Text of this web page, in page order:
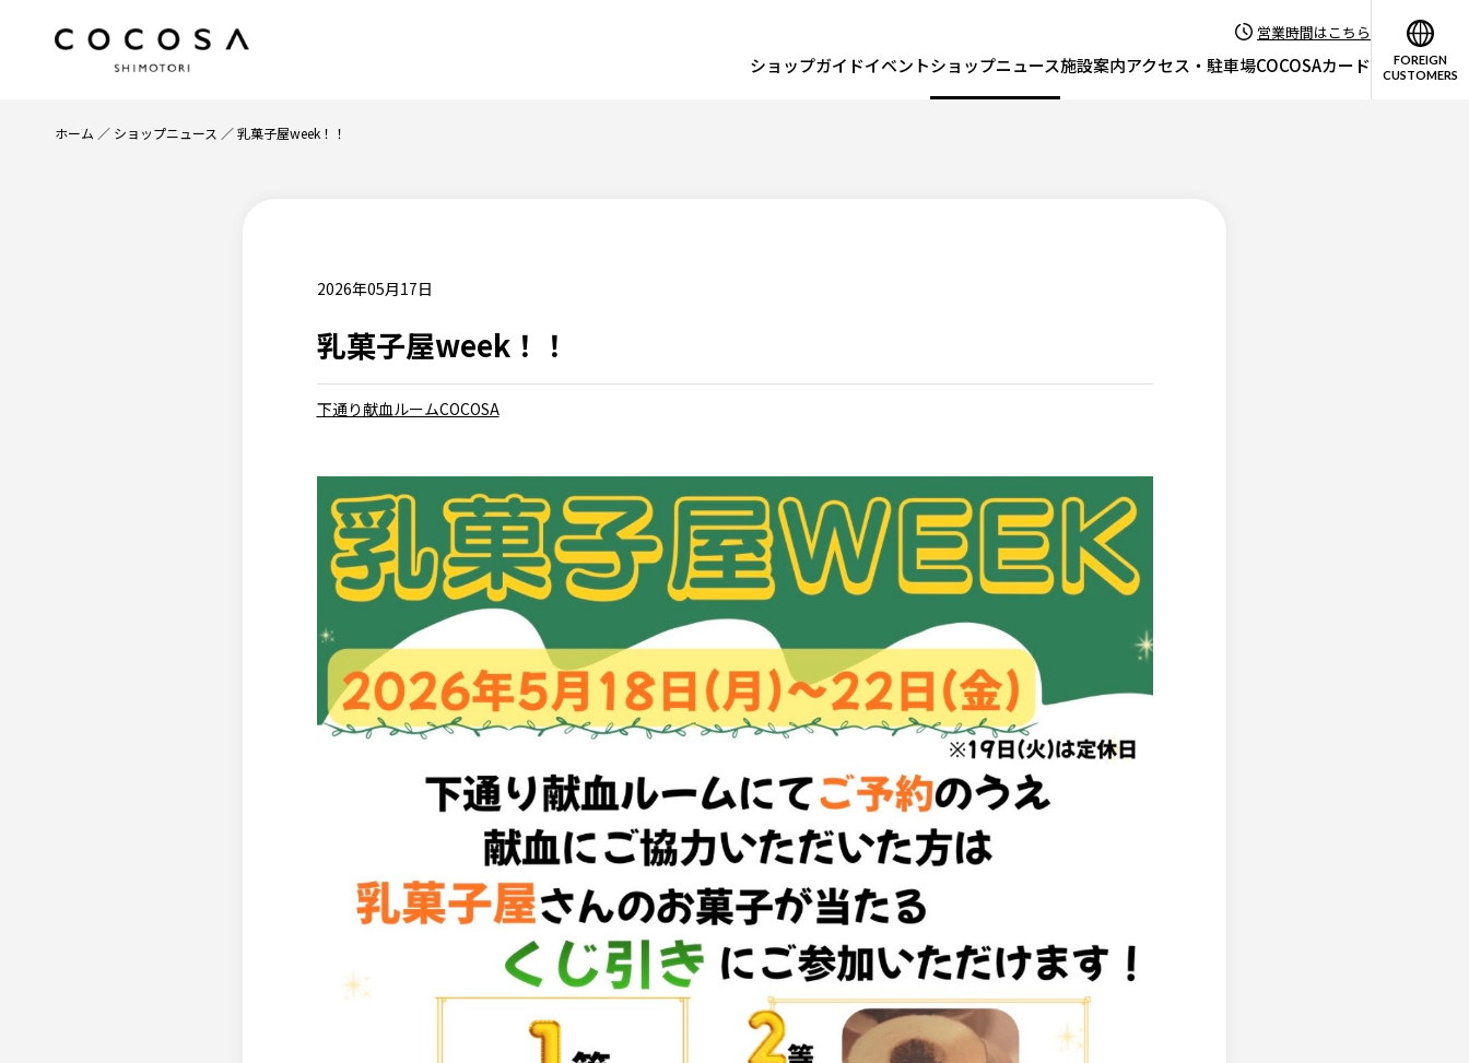
営業時間はこちら
ショップガイドイベントショップニュース施設案内アクセス・駐車場COCOSAカード
FOREIGN
CUSTOMERS
ホーム ショップニュース 乳菓子屋week！！
2026年05月17日
乳菓子屋week！！
下通り献血ルームCOCOSA